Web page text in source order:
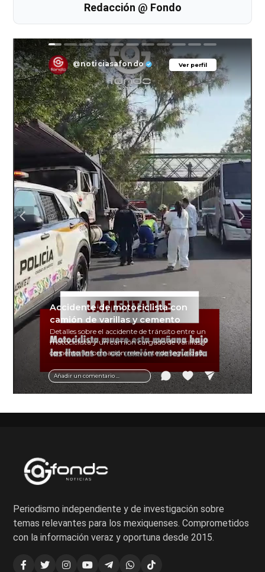
Redacción @ Fondo
Ver perfil
@noticiasafondo Ver perfil
Añadir un comentario ...
Accidente de motociclista con
camión de varillas y cemento
Detalles sobre el accidente de tránsito entre un
motociclista y un camión cargado de varillas y
cemento. Información relevante de seguridad
vial y recomendaciones para motociclistas.
Periodismo independiente y de investigación sobre
temas relevantes para los mexiquenses. Comprometidos
con la información veraz y oportuna desde 2015.